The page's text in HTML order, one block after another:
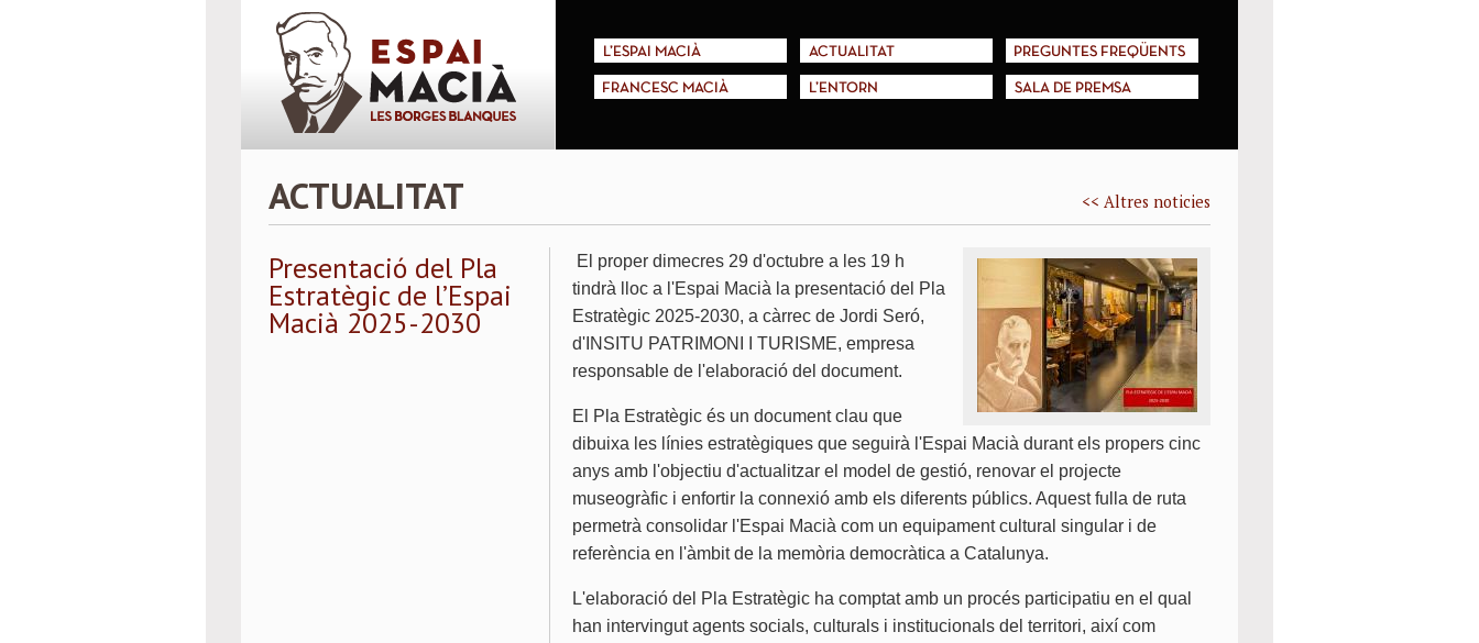
L'ESPAI MACIÀ ACTUALITAT
PREGUNTES FREQÜENTS
FRANCESC MACIÀ
L'ENTORN SALA DE PREMSA
ACTUALITAT << Altres noticies
Presentació del Pla
Estratègic de l’Espai
Macià 2025-2030
El proper dimecres 29 d'octubre a les 19 h
tindrà lloc a l'Espai Macià la presentació del Pla
Estratègic 2025-2030, a càrrec de Jordi Seró,
d'INSITU PATRIMONI I TURISME, empresa
responsable de l'elaboració del document.
El Pla Estratègic és un document clau que
dibuixa les línies estratègiques que seguirà l'Espai Macià durant els propers cinc
anys amb l'objectiu d'actualitzar el model de gestió, renovar el projecte
museogràfic i enfortir la connexió amb els diferents públics. Aquest fulla de ruta
permetrà consolidar l'Espai Macià com un equipament cultural singular i de
referència en l'àmbit de la memòria democràtica a Catalunya.
L'elaboració del Pla Estratègic ha comptat amb un procés participatiu en el qual
han intervingut agents socials, culturals i institucionals del territori, així com